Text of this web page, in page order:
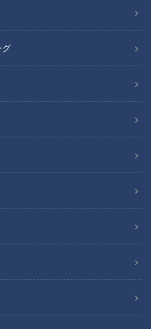
グ テレビ
ドラ友と共有したい番組の
」（毎週日曜日１２時５４
コラム
観られなかった全国のドラ
内容を綴る、竜党のみなさ
めのコラム（？）である。
・根尾昂選手がサンドラ生